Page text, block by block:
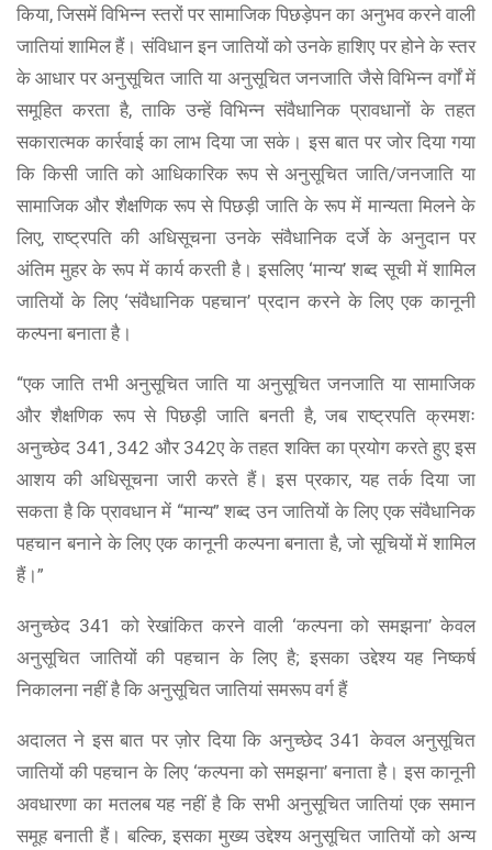
किया, जिसमें विभिन्न स्तरों पर सामाजिक पिछड़ेपन का अनुभव करने वाली
जातियां शामिल हैं। संविधान इन जातियों को उनके हाशिए पर होने के स्तर
के आधार पर अनुसूचित जाति या अनुसूचित जनजाति जैसे विभिन्न वर्गों में
समूहित करता है, ताकि उन्हें विभिन्न संवैधानिक प्रावधानों के तहत
सकारात्मक कार्रवाई का लाभ दिया जा सके। इस बात पर जोर दिया गया
कि किसी जाति को आधिकारिक रूप से अनुसूचित जाति/जनजाति या
सामाजिक और शैक्षणिक रूप से पिछड़ी जाति के रूप में मान्यता मिलने के
लिए, राष्ट्रपति की अधिसूचना उनके संवैधानिक दर्जे के अनुदान पर
अंतिम मुहर के रूप में कार्य करती है। इसलिए ‘मान्य’ शब्द सूची में शामिल
जातियों के लिए ‘संवैधानिक पहचान’ प्रदान करने के लिए एक कानूनी
कल्पना बनाता है।
“एक जाति तभी अनुसूचित जाति या अनुसूचित जनजाति या सामाजिक
और शैक्षणिक रूप से पिछड़ी जाति बनती है, जब राष्ट्रपति क्रमशः
अनुच्छेद 341, 342 और 342ए के तहत शक्ति का प्रयोग करते हुए इस
आशय की अधिसूचना जारी करते हैं। इस प्रकार, यह तर्क दिया जा
सकता है कि प्रावधान में “मान्य” शब्द उन जातियों के लिए एक संवैधानिक
पहचान बनाने के लिए एक कानूनी कल्पना बनाता है, जो सूचियों में शामिल
हैं।”
अनुच्छेद 341 को रेखांकित करने वाली ‘कल्पना को समझना’ केवल
अनुसूचित जातियों की पहचान के लिए है; इसका उद्देश्य यह निष्कर्ष
निकालना नहीं है कि अनुसूचित जातियां समरूप वर्ग हैं
अदालत ने इस बात पर ज़ोर दिया कि अनुच्छेद 341 केवल अनुसूचित
जातियों की पहचान के लिए ‘कल्पना को समझना’ बनाता है। इस कानूनी
अवधारणा का मतलब यह नहीं है कि सभी अनुसूचित जातियां एक समान
समूह बनाती हैं। बल्कि, इसका मुख्य उद्देश्य अनुसूचित जातियों को अन्य